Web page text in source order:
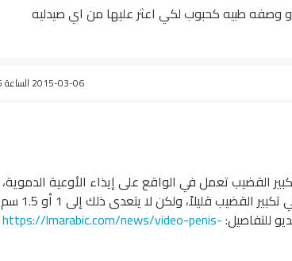
وصفه طبيه كحبوب لكي اعثر عليها من اي صيدليه
2015-03-06 الساعة 14:35
القضيب تعمل في الواقع على إيذاء الأوعية الدموية،
وتؤثر سلبياً على الجسم. وقد تنجح الجراحة في تكبير القضيب قليلاً، ولكن لا يتعدى ذلك إلى 1 أو 1.5 سم
للتفاصيل:https://lmarabic.com/news/video-penis-